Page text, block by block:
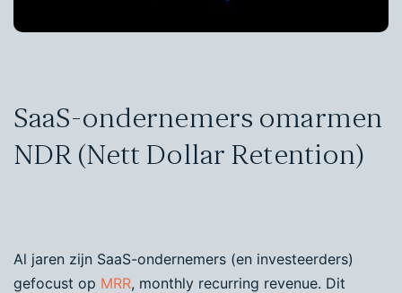
SaaS-ondernemers omarmen
NDR (Nett Dollar Retention)
Al jaren zijn SaaS-ondernemers (en investeerders)
gefocust op MRR, monthly recurring revenue. Dit